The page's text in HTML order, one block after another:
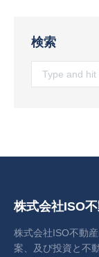
検索
Search:
株式会社ISO
株式会社ISO不動
案、及び投資と不